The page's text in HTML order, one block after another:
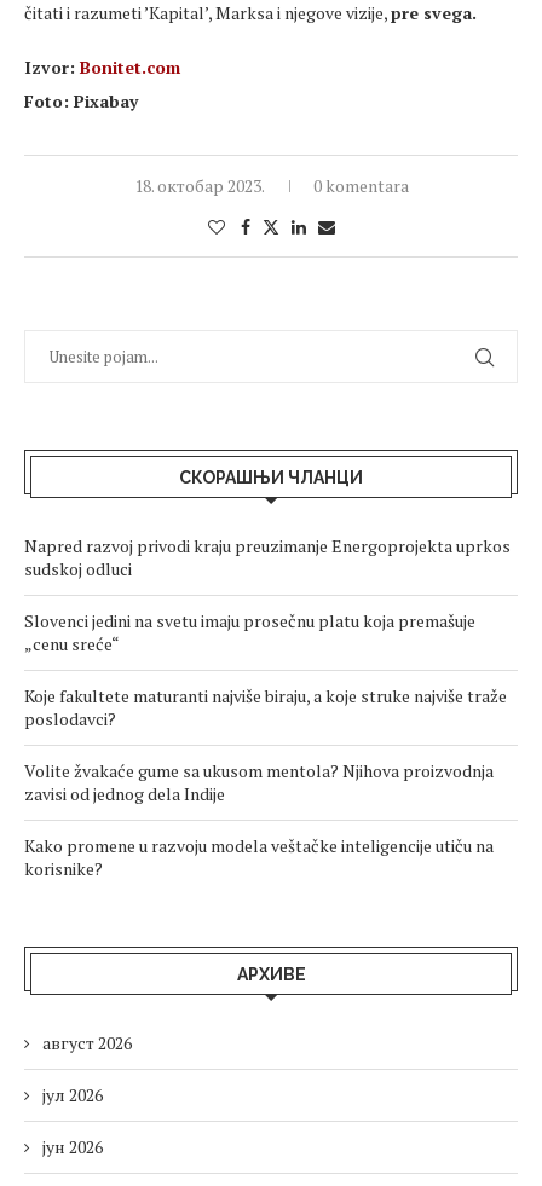
čitati i razumeti ’Kapital’, Marksa i njegove vizije,pre svega.
Izvor: Bonitet.com
Foto: Pixabay
18. октобар 2023. 0 komentara
СКОРАШЊИ ЧЛАНЦИ
Napred razvoj privodi kraju preuzimanje Energoprojekta uprkos
sudskoj odluci
Slovenci jedini na svetu imaju prosečnu platu koja premašuje
„cenu sreće“
Koje fakultete maturanti najviše biraju, a koje struke najviše traže
poslodavci?
Volite žvakaće gume sa ukusom mentola? Njihova proizvodnja
zavisi od jednog dela Indije
Kako promene u razvoju modela veštačke inteligencije utiču na
korisnike?
АРХИВЕ
август 2026
јул 2026
јун 2026